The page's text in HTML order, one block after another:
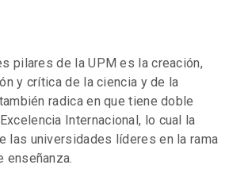
pilares de la UPM es la creación,
y crítica de la ciencia y de la
radica en que tiene doble
Internacional, lo cual la
las universidades líderes en la rama
enseñanza.